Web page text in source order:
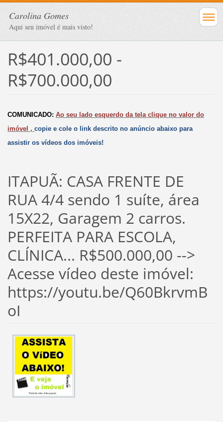
Carolina Gomes
Aqui seu imóvel é mais visto!
R$401.000,00 -
R$700.000,00
COMUNICADO: Ao seu lado esquerdo da tela clique no valor do
imóvel , copie e cole o link descrito no anúncio abaixo para
assistir os vídeos dos imóveis!
ITAPUÃ: CASA FRENTE DE
RUA 4/4 sendo 1 suíte, área
15X22, Garagem 2 carros.
PERFEITA PARA ESCOLA,
CLÍNICA... R$500.000,00 -->
Acesse vídeo deste imóvel:
https://youtu.be/Q60BkrvmB
oI